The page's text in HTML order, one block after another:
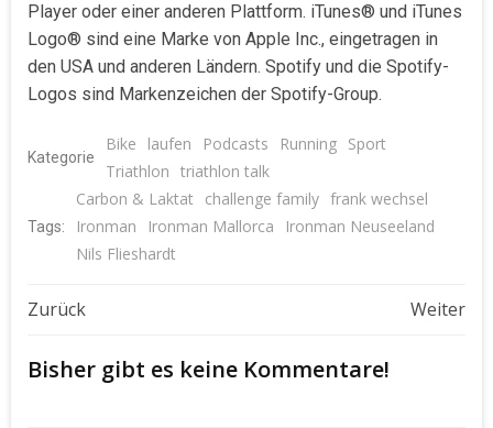
Player oder einer anderen Plattform. iTunes® und iTunes
Logo® sind eine Marke von Apple Inc., eingetragen in
den USA und anderen Ländern. Spotify und die Spotify-
Logos sind Markenzeichen der Spotify-Group.
Kategorie
Bike laufen Podcasts Running Sport
Triathlon triathlon talk
Tags:
Carbon & Laktat challenge family frank wechsel
Ironman
Ironman Mallorca
Ironman Neuseeland
Nils Flieshardt
Beitragsnavigation
Zurück Weiter
Bisher gibt es keine Kommentare!